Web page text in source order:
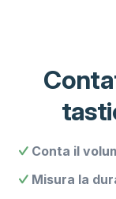
Conta il
Misura la